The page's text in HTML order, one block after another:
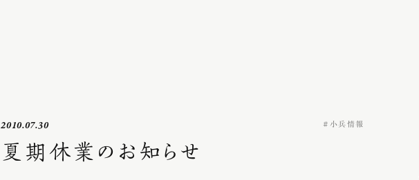
2010.07.30 小兵情報
夏期休業のお知らせ